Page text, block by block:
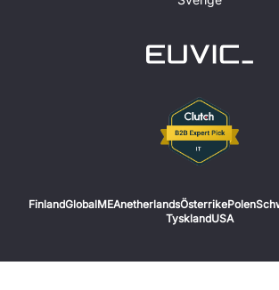
FinlandGlobalMEAnetherlandsÖsterrikePolen
TysklandUSA